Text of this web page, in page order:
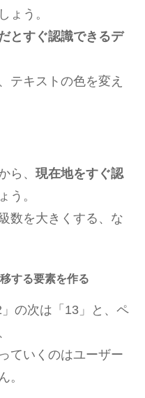
ょう。
とすぐ認識できるデ
テキストの色を変え
ら、 現在地をすぐ認
う。
数を大きくする、な
する要素を作る
」の次は「13」と、ペ
ていくのはユーザー
。